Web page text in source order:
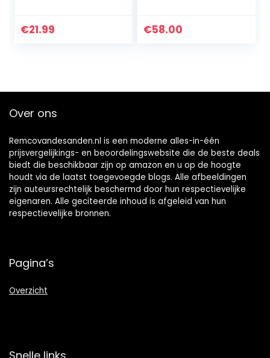
350 ml
€21.99 €58.00
Over ons
Remcovandesanden.nl is een moderne alles-in-één
prijsvergelijkings- en beoordelingswebsite die de beste deals
biedt die beschikbaar zijn op amazon en u op de hoogte
houdt via de laatst toegevoegde blogs. Alle afbeeldingen
zijn auteursrechtelijk beschermd door hun respectievelijke
eigenaren. Alle geciteerde inhoud is afgeleid van hun
respectievelijke bronnen.
Pagina’s
Overzicht